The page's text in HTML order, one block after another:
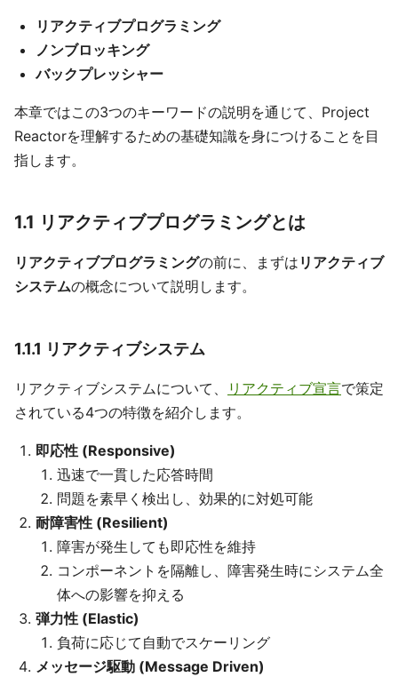
リアクティブプログラミング
ノンブロッキング
バックプレッシャー
本章ではこの3つのキーワードの説明を通じて、Project
Reactorを理解するための基礎知識を身につけることを目
指します。
1.1 リアクティブプログラミングとは
リアクティブプログラミングの前に、まずは リアクティブ
システムの概念について説明します。
1.1.1 リアクティブシステム
リアクティブシステムについて、 リアクティブ宣言で策定
されている4つの特徴を紹介します。
即応性 (Responsive)
迅速で一貫した応答時間
問題を素早く検出し、効果的に対処可能
耐障害性 (Resilient)
障害が発生しても即応性を維持
コンポーネントを隔離し、障害発生時にシステム全
体への影響を抑える
弾力性 (Elastic)
負荷に応じて自動でスケーリング
メッセージ駆動 (Message Driven)